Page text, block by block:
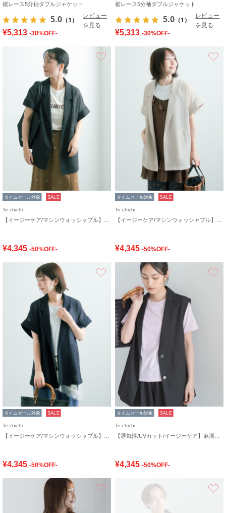
裾レース5分袖ダブルジャケット
5.0 （1）
レビュー
を見る
¥5,313 -30%OFF-
裾レース5分袖ダブルジャケット
5.0 （1）
レビュー
を見る
¥5,313 -30%OFF-
タイムセール対象 SALE
Te chichi
¥4,345 -50%OFF-
タイムセール対象 SALE
Te chichi
¥4,345 -50%OFF-
お気に入り
タイムセール対象 SALE
Te chichi
¥4,345 -50%OFF-
タイムセール対象 SALE
Te chichi
¥4,345 -50%OFF-